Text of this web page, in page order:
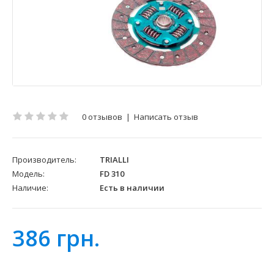
0 отзывов | Написать отзыв
Производитель:
TRIALLI
Модель:
FD 310
Наличие:
Есть в наличии
386 грн.